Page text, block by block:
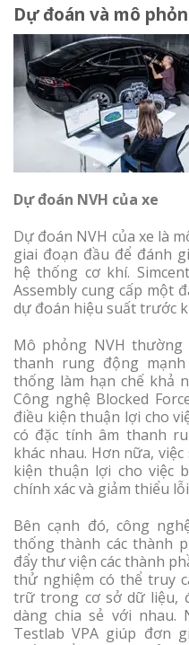
Dự đoán và mô
Dự đoán NVH của xe
Dự đoán NVH của xe là
giai đoạn đầu để đánh
hệ thống cơ khí.
Assembly cung cấp một
dự đoán hiệu suất trước
Mô phỏng NVH
thanh rung động
thống làm hạn chế khả
Công nghệ Blocked
điều kiện thuận lợi cho
có đặc tính âm thanh
khác nhau. Hơn nữa,
kiện thuận lợi cho việc
chính xác và giảm thiểu
Bên cạnh đó, công
thống thành các thành
đẩy thư viện các thành
thử nghiệm có thể truy
trữ trong cơ sở dữ liệu,
dàng chia sẻ với nhau.
Testlab VPA giúp đơn